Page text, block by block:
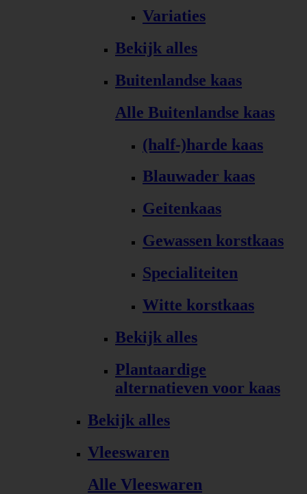
Variaties
Bekijk alles
Buitenlandse kaas
Alle Buitenlandse kaas
(half-)harde kaas
Blauwader kaas
Geitenkaas
Gewassen korstkaas
Specialiteiten
Witte korstkaas
Bekijk alles
Plantaardige
alternatieven voor kaas
Bekijk alles
Vleeswaren
Alle Vleeswaren